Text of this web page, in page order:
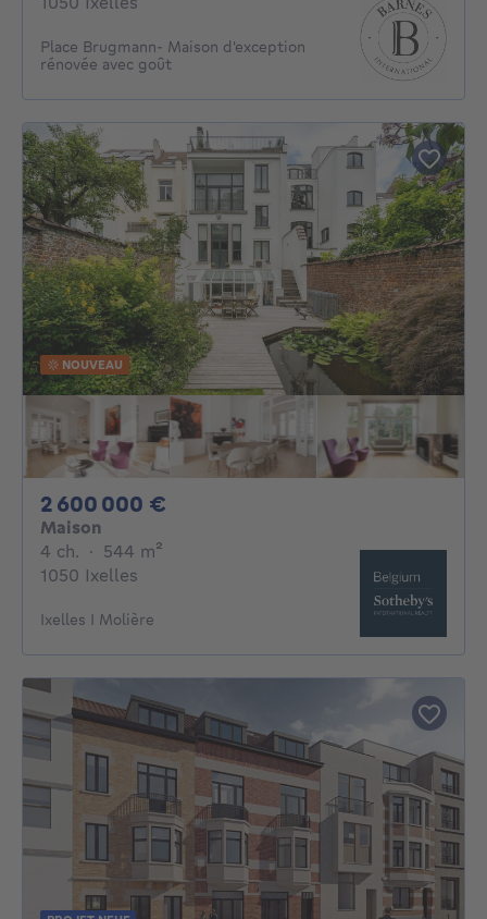
Place Brugmann- Maison d'exception
rénovée avec goût
NOUVEAU
2 600 000 €
Maison
4 ch. 4 chambres
· 544 m²
1050 Ixelles
Ixelles I Molière